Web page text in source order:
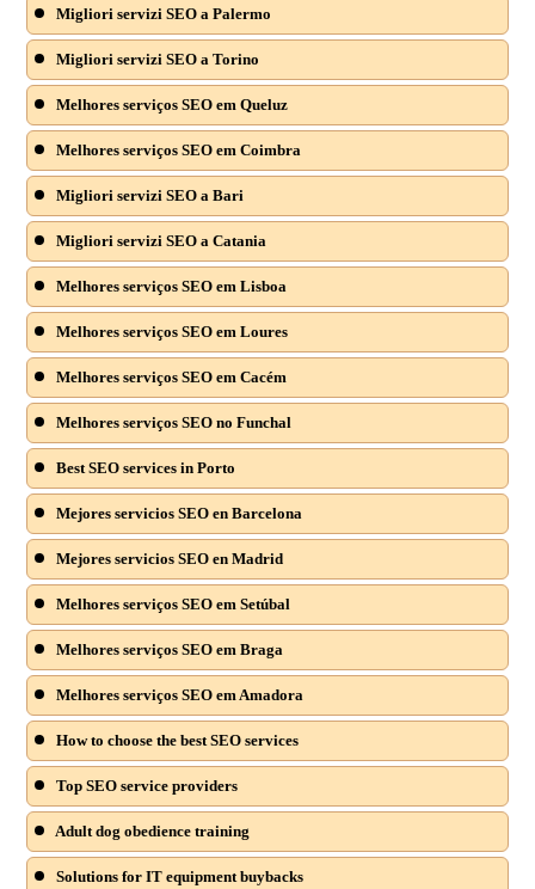
Migliori servizi SEO a Palermo
Migliori servizi SEO a Torino
Melhores serviços SEO em Queluz
Melhores serviços SEO em Coimbra
Migliori servizi SEO a Bari
Migliori servizi SEO a Catania
Melhores serviços SEO em Lisboa
Melhores serviços SEO em Loures
Melhores serviços SEO em Cacém
Melhores serviços SEO no Funchal
Best SEO services in Porto
Mejores servicios SEO en Barcelona
Mejores servicios SEO en Madrid
Melhores serviços SEO em Setúbal
Melhores serviços SEO em Braga
Melhores serviços SEO em Amadora
How to choose the best SEO services
Top SEO service providers
Adult dog obedience training
Solutions for IT equipment buybacks